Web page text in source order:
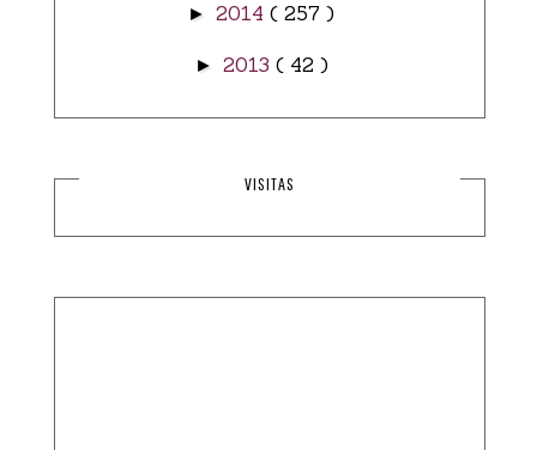
► 2014 ( 257 )
► 2013 ( 42 )
VISITAS